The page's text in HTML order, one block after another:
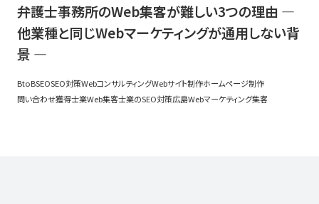
弁護士事務所のWeb集客が難しい3つの理由 ―
他業種と同じWebマーケティングが通用しない背
景 ―
BtoBSEOSEO対策WebコンサルティングWebサイト制作ホームページ制作
問い合わせ獲得士業Web集客士業のSEO対策広島Webマーケティング集客